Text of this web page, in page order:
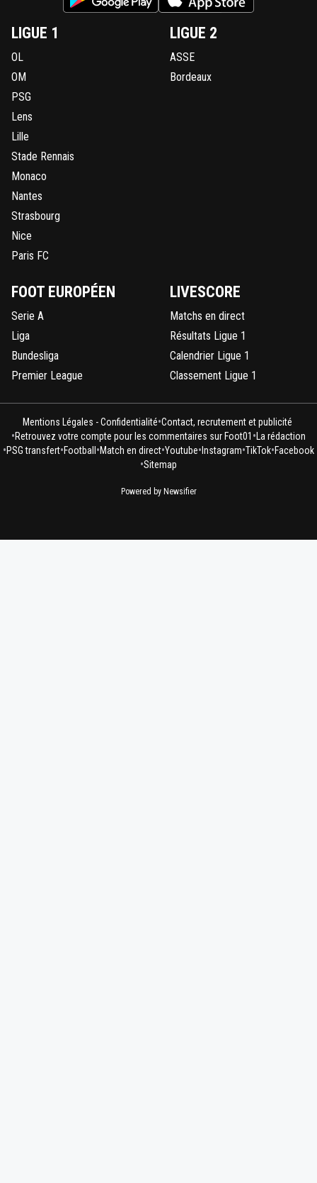
LIGUE 1
OL
OM
PSG
Lens
Lille
Stade Rennais
Monaco
Nantes
Strasbourg
Nice
Paris FC
LIGUE 2
ASSE
Bordeaux
FOOT EUROPÉEN
Serie A
Liga
Bundesliga
Premier League
LIVESCORE
Matchs en direct
Résultats Ligue 1
Calendrier Ligue 1
Classement Ligue 1
Mentions Légales - Confidentialité•Contact, recrutement et publicité
•Retrouvez votre compte pour les commentaires sur Foot01 • La rédaction
•PSG transfert•Football •Match en direct•Youtube• Instagram•TikTok•Facebook
•Sitemap
Powered by Newsifier